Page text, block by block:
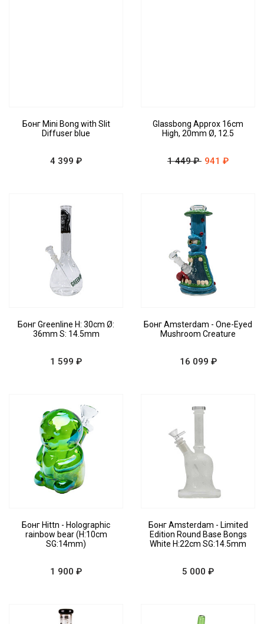
Бонг Mini Bong with Slit
Diffuser blue
4 399 ₽
Glassbong Approx 16cm
High, 20mm Ø, 12.5
1 449 ₽ 941 ₽
Бонг Greenline H: 30cm Ø:
36mm S: 14.5mm
1 599 ₽
Бонг Amsterdam - One-Eyed
Mushroom Creature
16 099 ₽
Бонг Hittn - Holographic
rainbow bear (H:10cm
SG:14mm)
1 900 ₽
Бонг Amsterdam - Limited
Edition Round Base Bongs
White H:22cm SG:14.5mm
5 000 ₽